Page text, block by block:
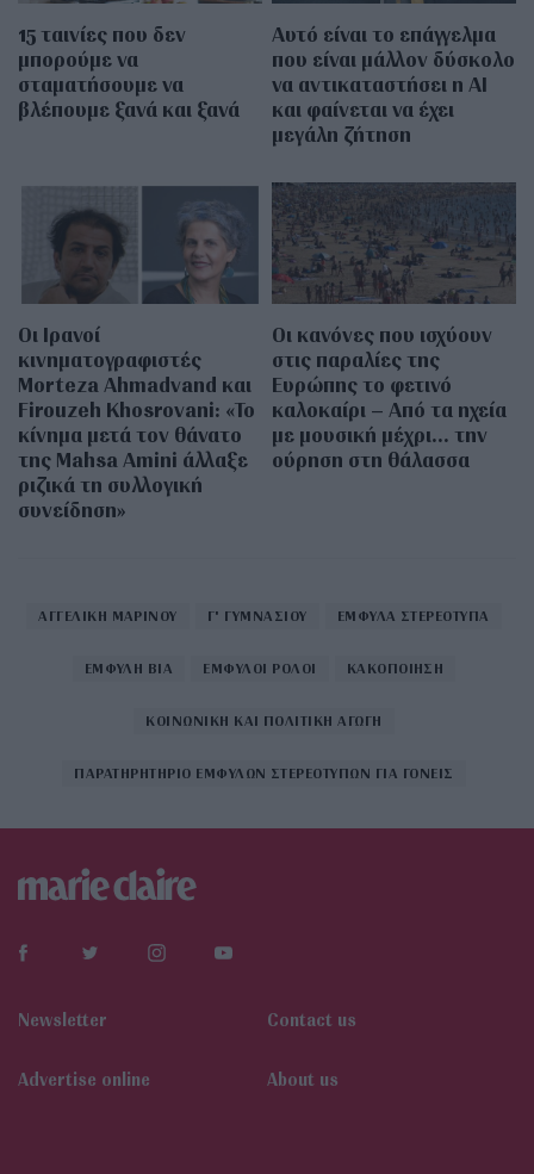
15 ταινίες που δεν
μπορούμε να
σταματήσουμε να
βλέπουμε ξανά και ξανά
Αυτό είναι το επάγγελμα
που είναι μάλλον δύσκολο
να αντικαταστήσει η AI
και φαίνεται να έχει
μεγάλη ζήτηση
Οι Ιρανοί
κινηματογραφιστές
Morteza Ahmadvand και
Firouzeh Khosrovani: «Το
κίνημα μετά τον θάνατο
της Mahsa Amini άλλαξε
ριζικά τη συλλογική
συνείδηση»
Οι κανόνες που ισχύουν
στις παραλίες της
Ευρώπης το φετινό
καλοκαίρι – Από τα ηχεία
με μουσική μέχρι… την
ούρηση στη θάλασσα
ΑΓΓΕΛΙΚΗ ΜΑΡΙΝΟΥ Γ' ΓΥΜΝΑΣΙΟΥ ΕΜΦΥΛΑ ΣΤΕΡΕΟΤΥΠΑ
ΕΜΦΥΛΗ ΒΙΑ ΕΜΦΥΛΟΙ ΡΟΛΟΙ ΚΑΚΟΠΟΙΗΣΗ
ΚΟΙΝΩΝΙΚΗ ΚΑΙ ΠΟΛΙΤΙΚΗ ΑΓΩΓΗ
ΠΑΡΑΤΗΡΗΤΗΡΙΟ ΕΜΦΥΛΩΝ ΣΤΕΡΕΟΤΥΠΩΝ ΓΙΑ ΓΟΝΕΙΣ
Newsletter Contact us
Αdvertise online About us